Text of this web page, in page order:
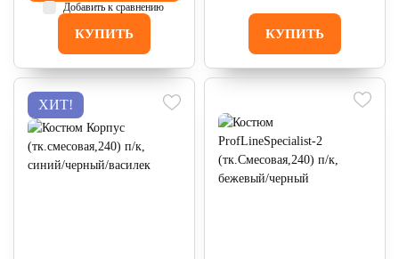
КУПИТЬ
Добавить к сравнению
КУПИТЬ
ХИТ!